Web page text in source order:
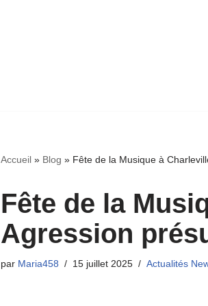
Accueil» Blog » Fête de la Musique à
Fête de la
Agression
par Maria458 15 juillet 2025 Actualités